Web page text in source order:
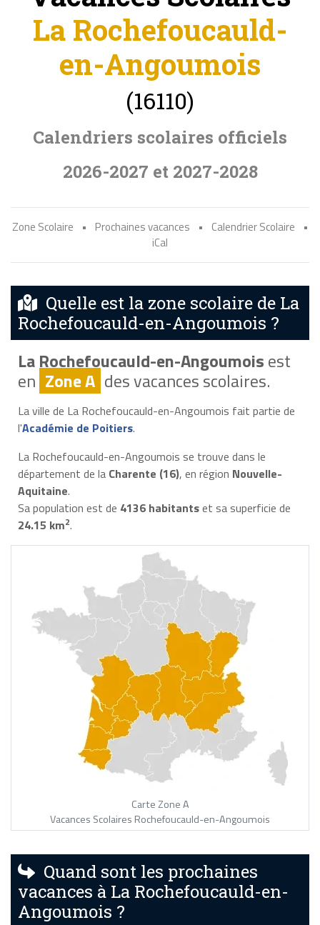
La Rochefoucauld-
en-Angoumois
(16110)
Calendriers scolaires officiels
2026-2027 et 2027-2028
Zone Scolaire • Prochaines vacances • Calendrier Scolaire
•
iCal
Quelle est la zone scolaire de La
Rochefoucauld-en-Angoumois ?
La Rochefoucauld-en-Angoumoisest
en Zone A des vacances scolaires.
La ville de La Rochefoucauld-en-Angoumois fait partie de
l'Académie de Poitiers.
La Rochefoucauld-en-Angoumois se trouve dans le
département de la Charente (16), en région Nouvelle-
Aquitaine.
Sa population est de 4136 habitantset sa superficie de
24.15 km2.
Carte Zone A
Vacances Scolaires Rochefoucauld-en-Angoumois
Quand sont les prochaines
vacances à La Rochefoucauld-en-
Angoumois ?